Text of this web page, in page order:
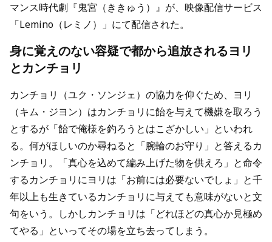
マンス時代劇『鬼宮（ききゅう）』が、映像配信サービス
「Lemino（レミノ）」にて配信された。
身に覚えのない容疑で都から追放されるヨリ
とカンチョリ
カンチョリ（ユク・ソンジェ）の協力を仰ぐため、ヨリ
（キム・ジヨン）はカンチョリに飴を与えて機嫌を取ろう
とするが「飴で俺様を釣ろうとはこざかしい」といわれ
る。何がほしいのか尋ねると「腕輪のお守り」と答えるカ
ンチョリ。「真心を込めて編み上げた物を供えろ」と命令
するカンチョリにヨリは「お前には必要ないでしょ」と千
年以上も生きているカンチョリに与えても意味がないと文
句をいう。しかしカンチョリは「どれほどの真心か見極め
てやる」といってその場を立ち去ってしまう。